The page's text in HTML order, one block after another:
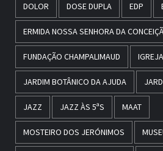
DOLOR DOSE DUPLA EDP
ERMIDA NOSSA SENHORA DA
FUNDAÇÃO CHAMPALIMAUD
JARDIM BOTÂNICO DA AJUDA
JAZZ JAZZ ÀS 5ªS MAAT
MOSTEIRO DOS JERÓNIMOS